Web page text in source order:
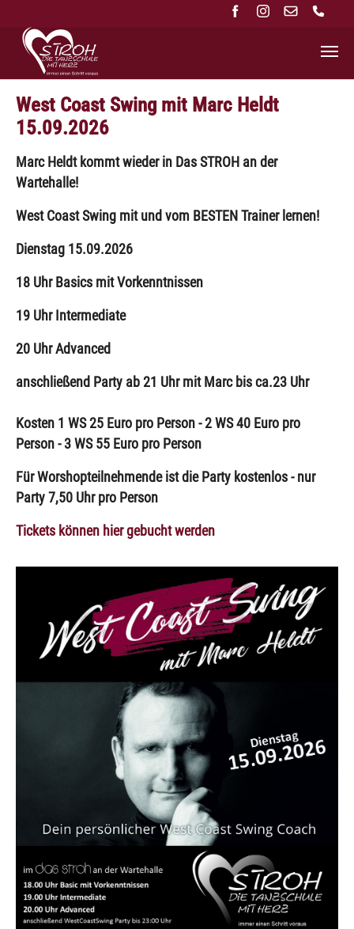
West Coast Swing mit Marc Heldt
15.09.2026
Marc Heldt kommt wieder in Das STROH an der
Wartehalle!
West Coast Swing mit und vom BESTEN Trainer lernen!
Dienstag 15.09.2026
18 Uhr Basics mit Vorkenntnissen
19 Uhr Intermediate
20 Uhr Advanced
anschließend Party ab 21 Uhr mit Marc bis ca.23 Uhr
Kosten 1 WS 25 Euro pro Person - 2 WS 40 Euro pro
Person - 3 WS 55 Euro pro Person
Für Worshopteilnehmende ist die Party kostenlos - nur
Party 7,50 Uhr pro Person
Tickets können hier gebucht werden